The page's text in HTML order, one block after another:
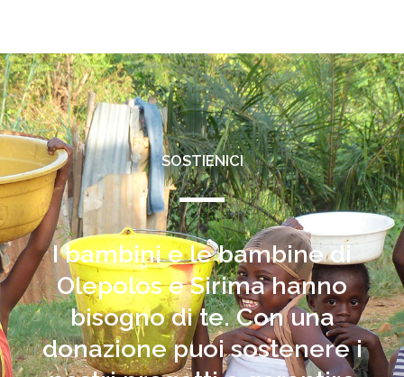
SOSTIENICI
I bambini e le bambine di
Olepolos e Sirima hanno
bisogno di te. Con una
donazione puoi sostenere i